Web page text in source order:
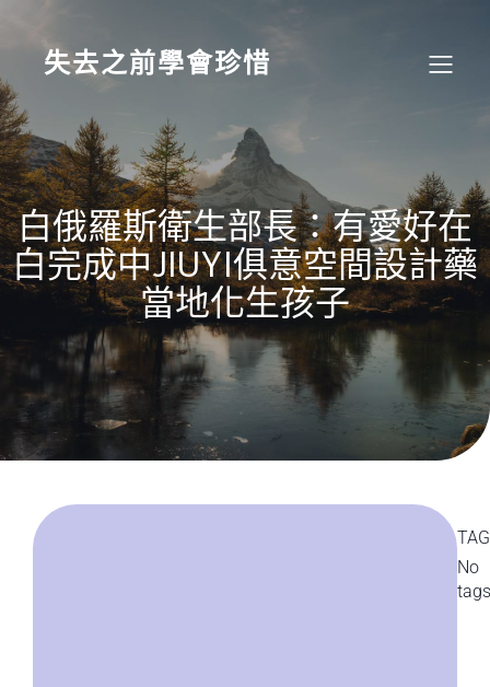
content
失去之前學會珍惜
白俄羅斯衛生部長：有愛好在
白完成中JIUYI俱意空間設計藥
當地化生孩子
No
tags